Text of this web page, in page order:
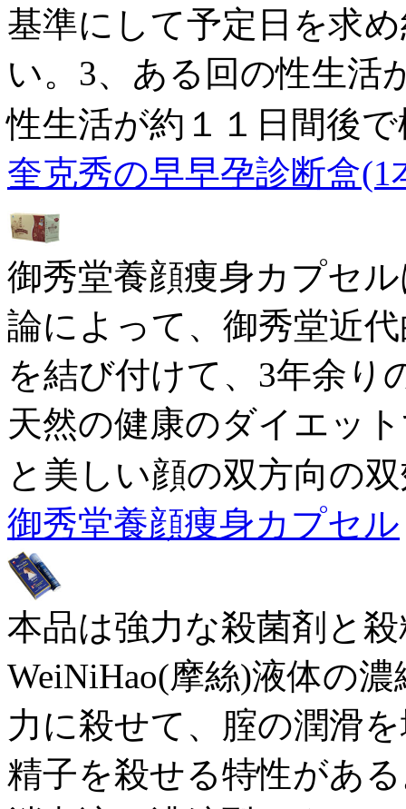
基準にして予定日を求
い。3、ある回の性生活
性生活が約１１日間後
奎克秀の早早孕診断盒(1
御秀堂養顔痩身カプセ
論によって、御秀堂近
を結び付けて、3年余り
天然の健康のダイエッ
と美しい顔の双方向の
御秀堂養顔痩身カプセル
本品は強力な殺菌剤と
WeiNiHao(摩絲)液体の
力に殺せて、腟の潤滑
精子を殺せる特性があ